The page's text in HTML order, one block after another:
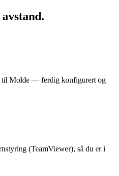
til Molde — ferdig konfigurert og
(TeamViewer), så du er i